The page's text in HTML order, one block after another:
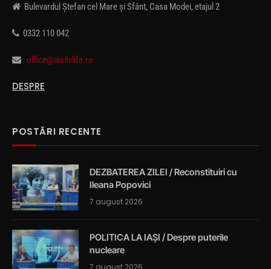
Bulevardul Ștefan cel Mare și Sfânt, Casa Modei, etajul 2
0332 110 042
office@iasitvlife.ro
DESPRE
POSTĂRI RECENTE
DEZBATEREA ZILEI / Reconstituiri cu
Ileana Popovici
7 august 2026
POLITICA LA IAȘI / Despre puterile
nucleare
7 august 2026